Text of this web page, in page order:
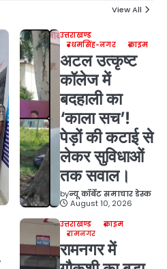
View All
उत्तराखण्ड
उधमसिंह-नगर
क्राइम
अटल उत्कृष्ट
कॉलेज में
बदहाली का
‘काला सच’!
पेड़ों की कटाई से
लेकर सुविधाओं
तक सवाल।
byन्यू कॉर्बेट समाचार डेस्क
August 10, 2026
उत्तराखण्ड
क्राइम
रामनगर
रामनगर में